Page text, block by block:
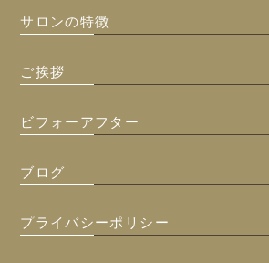
サロンの特徴
ご挨拶
ビフォーアフター
ブログ
プライバシーポリシー